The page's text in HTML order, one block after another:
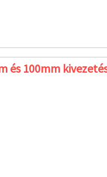
és 100mm